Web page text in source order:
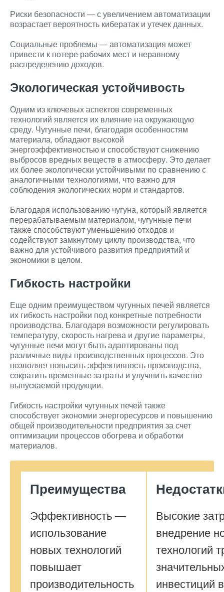
Риски безопасности — с увеличением автоматизации
возрастает вероятность кибератак и утечек данных.
Социальные проблемы — автоматизация может
привести к потере рабочих мест и неравному
распределению доходов.
Экологическая устойчивость
Одним из ключевых аспектов современных
технологий является их влияние на окружающую
среду. Чугунные печи, благодаря особенностям
материала, обладают высокой
энергоэффективностью и способствуют снижению
выбросов вредных веществ в атмосферу. Это делает
их более экологически устойчивыми по сравнению с
аналогичными технологиями, что важно для
соблюдения экологических норм и стандартов.
Благодаря использованию чугуна, который является
перерабатываемым материалом, чугунные печи
также способствуют уменьшению отходов и
содействуют замкнутому циклу производства, что
важно для устойчивого развития предприятий и
экономики в целом.
Гибкость настройки
Еще одним преимуществом чугунных печей является
их гибкость настройки под конкретные потребности
производства. Благодаря возможности регулировать
температуру, скорость нагрева и другие параметры,
чугунные печи могут быть адаптированы под
различные виды производственных процессов. Это
позволяет повысить эффективность производства,
сократить временные затраты и улучшить качество
выпускаемой продукции.
Гибкость настройки чугунных печей также
способствует экономии энергоресурсов и повышению
общей производительности предприятия за счет
оптимизации процессов обогрева и обработки
материалов.
Преимущества
Эффективность —
использование
новых технологий
повышает
производительность
Высокие
внедрение
технологий
инвестиций в